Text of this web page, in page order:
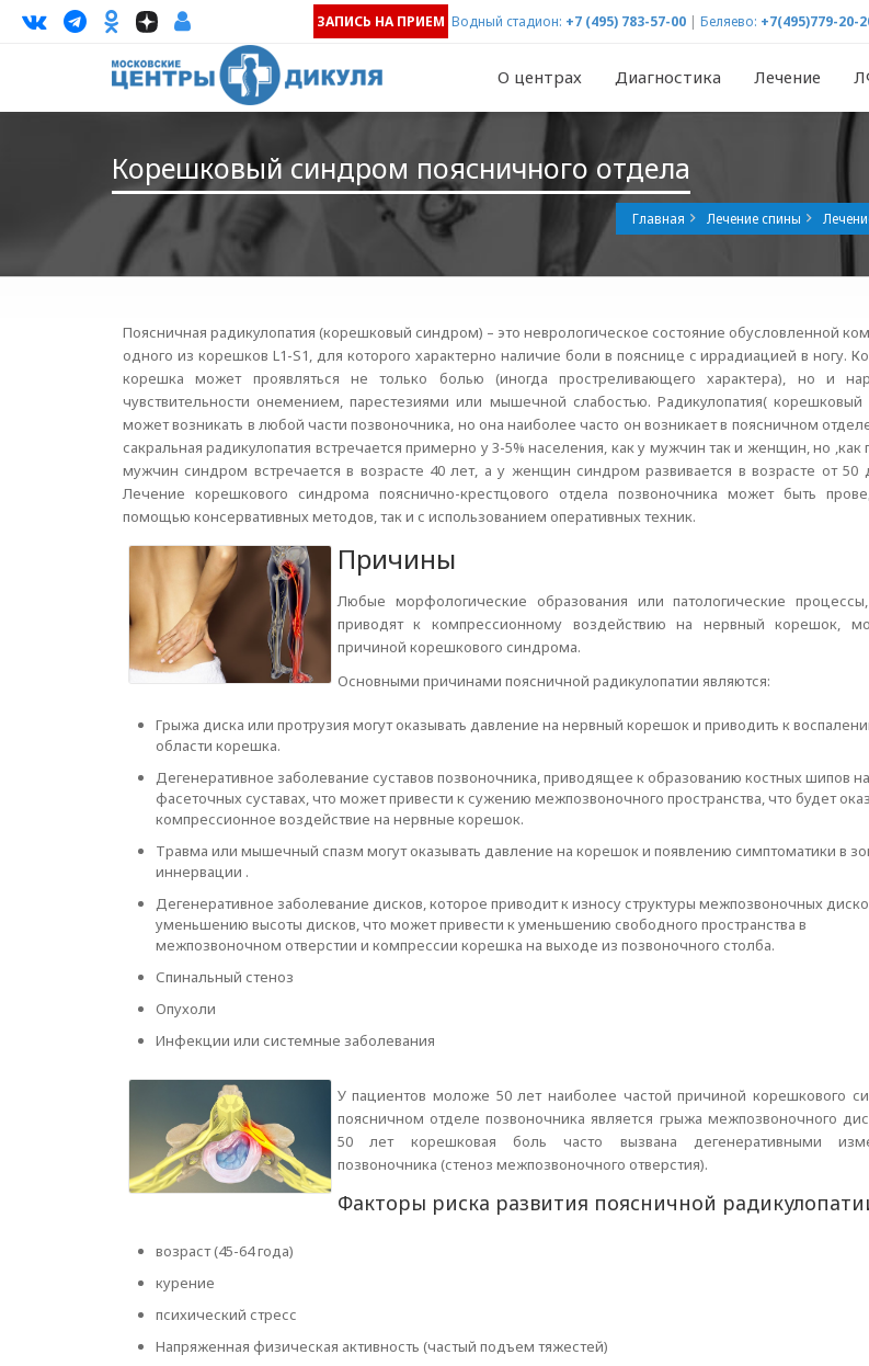
ЗАПИСЬ НА ПРИЕМ Водный стадион: +7 (495) 783-57-00 | Беляево: +7(495)779-20-
О центрах Диагностика Лечение
Корешковый синдром поясничного отдела
Главная Лечение спины
Поясничная радикулопатия (корешковый синдром) – это неврологическое состояние обусловленной
одного из корешков L1-S1, для которого характерно наличие боли в пояснице с иррадиацией в ногу.
корешка может проявляться не только болью (иногда простреливающего характера), но и
чувствительности онемением, парестезиями или мышечной слабостью. Радикулопатия(
может возникать в любой части позвоночника, но она наиболее часто он возникает в поясничном
сакральная радикулопатия встречается примерно у 3-5% населения, как у мужчин так и женщин, но ,как
мужчин синдром встречается в возрасте 40 лет, а у женщин синдром развивается в возрасте от 50
Лечение корешкового синдрома пояснично-крестцового отдела позвоночника может быть
помощью консервативных методов, так и с использованием оперативных техник.
Причины
Любые морфологические образования или патологические
приводят к компрессионному воздействию на нервный корешок,
причиной корешкового синдрома.
Основными причинами поясничной радикулопатии являются:
Грыжа диска или протрузия могут оказывать давление на нервный корешок и приводить к
области корешка.
Дегенеративное заболевание суставов позвоночника, приводящее к образованию костных шипов на
фасеточных суставах, что может привести к сужению межпозвоночного пространства, что будет
компрессионное воздействие на нервные корешок.
Травма или мышечный спазм могут оказывать давление на корешок и появлению симптоматики в
иннервации .
Дегенеративное заболевание дисков, которое приводит к износу структуры межпозвоночных
уменьшению высоты дисков, что может привести к уменьшению свободного пространства в
межпозвоночном отверстии и компрессии корешка на выходе из позвоночного столба.
Спинальный стеноз
Опухоли
Инфекции или системные заболевания
У пациентов моложе 50 лет наиболее частой причиной корешкового
поясничном отделе позвоночника является грыжа межпозвоночного
50 лет корешковая боль часто вызвана дегенеративными
позвоночника (стеноз межпозвоночного отверстия).
Факторы риска развития поясничной
возраст (45-64 года)
курение
психический стресс
Напряженная физическая активность (частый подъем тяжестей)